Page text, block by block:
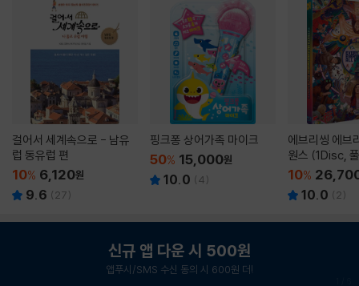
걸어서 세계속으로 - 남유
럽 동유럽 편
10% 6,120원
9.6 ( 27)
핑크퐁 상어가족 마이크
50% 15,000원
10.0 (4)
에브리씽 에브
원스 (1Disc,
판) : 블루레이
10%
10.0 ( 2)
신규 앱 다운 시 500원
앱푸시/SMS 수신 동의 시 600원 더!